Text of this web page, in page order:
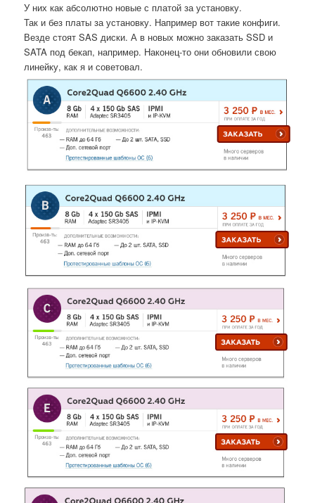
У них как абсолютно новые с платой за установку.
Так и без платы за установку. Например вот такие конфиги.
Везде стоят SAS диски. А в новых можно заказать SSD и
SATA под бекап, например. Наконец-то они обновили свою
линейку, как я и советовал.